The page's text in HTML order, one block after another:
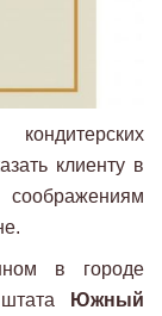
клиенту в
в городе
Южный